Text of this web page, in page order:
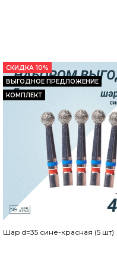
СКИДКА 10%
ВЫГОДНОЕ ПРЕДЛОЖЕНИЕ
КОМПЛЕКТ
Шар d=35 сине-красная (5 шт)